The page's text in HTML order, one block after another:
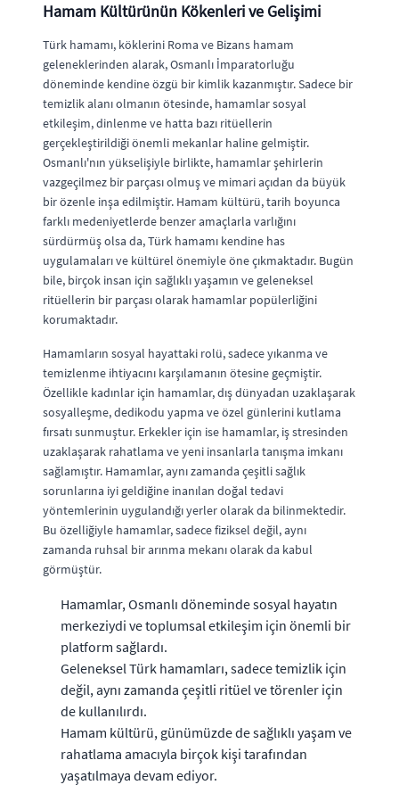
Hamam Kültürünün Kökenleri ve Gelişimi
Türk hamamı, köklerini Roma ve Bizans hamam
geleneklerinden alarak, Osmanlı İmparatorluğu
döneminde kendine özgü bir kimlik kazanmıştır. Sadece bir
temizlik alanı olmanın ötesinde, hamamlar sosyal
etkileşim, dinlenme ve hatta bazı ritüellerin
gerçekleştirildiği önemli mekanlar haline gelmiştir.
Osmanlı'nın yükselişiyle birlikte, hamamlar şehirlerin
vazgeçilmez bir parçası olmuş ve mimari açıdan da büyük
bir özenle inşa edilmiştir. Hamam kültürü, tarih boyunca
farklı medeniyetlerde benzer amaçlarla varlığını
sürdürmüş olsa da, Türk hamamı kendine has
uygulamaları ve kültürel önemiyle öne çıkmaktadır. Bugün
bile, birçok insan için sağlıklı yaşamın ve geleneksel
ritüellerin bir parçası olarak hamamlar popülerliğini
korumaktadır.
Hamamların sosyal hayattaki rolü, sadece yıkanma ve
temizlenme ihtiyacını karşılamanın ötesine geçmiştir.
Özellikle kadınlar için hamamlar, dış dünyadan uzaklaşarak
sosyalleşme, dedikodu yapma ve özel günlerini kutlama
fırsatı sunmuştur. Erkekler için ise hamamlar, iş stresinden
uzaklaşarak rahatlama ve yeni insanlarla tanışma imkanı
sağlamıştır. Hamamlar, aynı zamanda çeşitli sağlık
sorunlarına iyi geldiğine inanılan doğal tedavi
yöntemlerinin uygulandığı yerler olarak da bilinmektedir.
Bu özelliğiyle hamamlar, sadece fiziksel değil, aynı
zamanda ruhsal bir arınma mekanı olarak da kabul
görmüştür.
Hamamlar, Osmanlı döneminde sosyal hayatın
merkeziydi ve toplumsal etkileşim için önemli bir
platform sağlardı.
Geleneksel Türk hamamları, sadece temizlik için
değil, aynı zamanda çeşitli ritüel ve törenler için
de kullanılırdı.
Hamam kültürü, günümüzde de sağlıklı yaşam ve
rahatlama amacıyla birçok kişi tarafından
yaşatılmaya devam ediyor.